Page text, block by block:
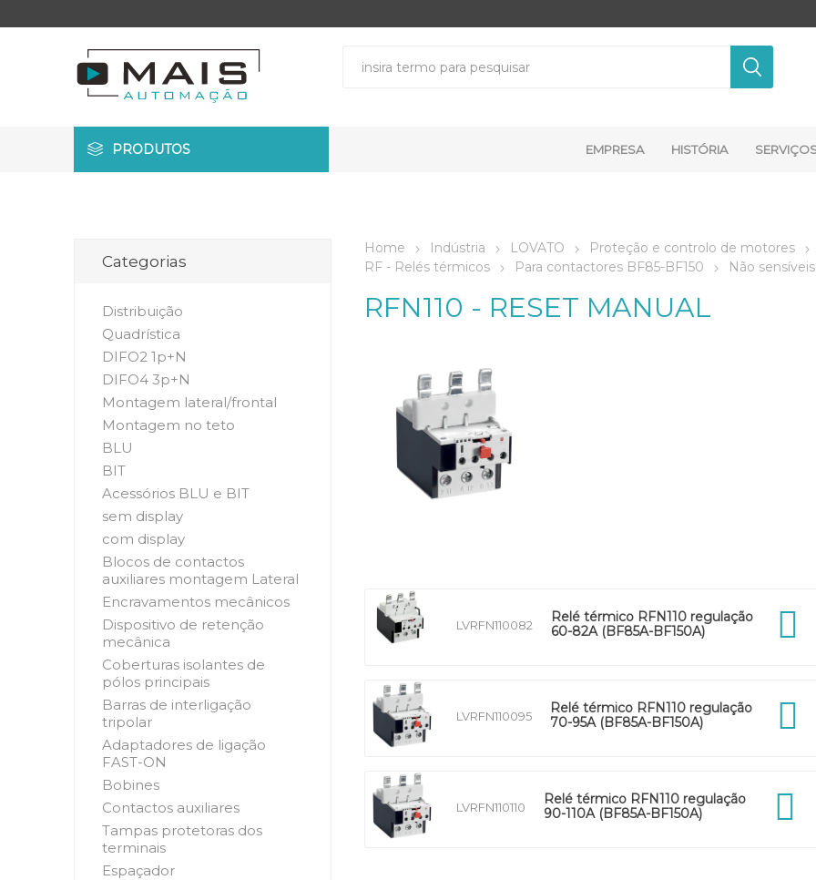
PRODUTOS EMPRESA HISTÓRIA
Home Indústria LOVATO
Proteção e controlo de motores
RF - Relés térmicos
Para contactores BF85-BF150 Não
RFN110 - RESET MANUAL
LVRFN110082
Relé térmico RFN110 regulação
60-82A (BF85A-BF150A)
LVRFN110095
Relé térmico RFN110 regulação
70-95A (BF85A-BF150A)
LVRFN110110
Relé térmico RFN110 regulação
90-110A (BF85A-BF150A)
Categorias
Distribuição
Quadrística
DIFO2 1p+N
DIFO4 3p+N
Montagem lateral/frontal
Montagem no teto
BLU
BIT
Acessórios BLU e BIT
sem display
com display
Blocos de contactos
auxiliares montagem Lateral
Encravamentos mecânicos
Dispositivo de retenção
mecânica
Coberturas isolantes de
pólos principais
Barras de interligação
tripolar
Adaptadores de ligação
FAST-ON
Bobines
Contactos auxiliares
Tampas protetoras dos
terminais
Espaçador